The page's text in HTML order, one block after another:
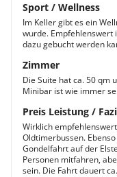
Sport / Wellness
Im Keller gibt es ein
wurde. Empfehlenswert
dazu gebucht werden
Zimmer
Die Suite hat ca. 50 qm
Minibar ist wie immer
Preis Leistung /
Wirklich
Oldtimerbussen.
Gondelfahrt auf der
Personen mitfahren,
sein. Die Fahrt dauert